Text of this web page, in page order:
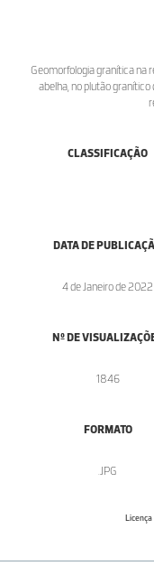
Geomorfologia granítica na
abelha, no plutão
CLASSIFICAÇÃO
DATA DE
4 de Janeiro de 2022
Nº DE
1846
FORMATO
.JPG